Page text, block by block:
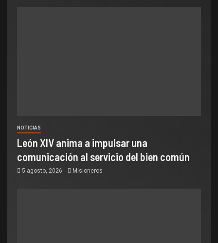
NOTICIAS
León XIV anima a impulsar una
comunicación al servicio del bien común
5 agosto, 2026 Misioneros